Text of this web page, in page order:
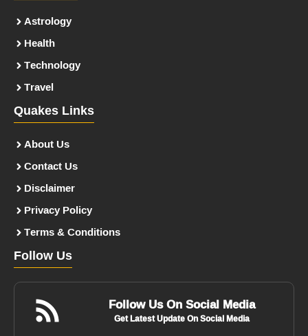
Astrology
Health
Technology
Travel
Quakes Links
About Us
Contact Us
Disclaimer
Privacy Policy
Terms & Conditions
Follow Us
Follow Us On Social Media
Get Latest Update On Social Media